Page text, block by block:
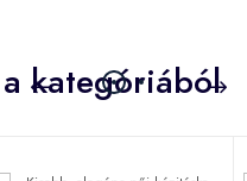
kategóriából